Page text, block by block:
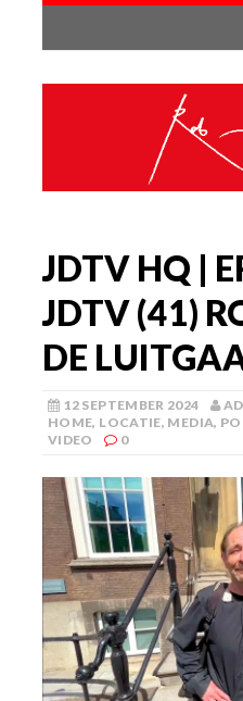
JDTV HQ |
JDTV (41)
DE
12 SEPTEMBER 2024
HOME, LOCATIE, MEDIA,
VIDEO
0